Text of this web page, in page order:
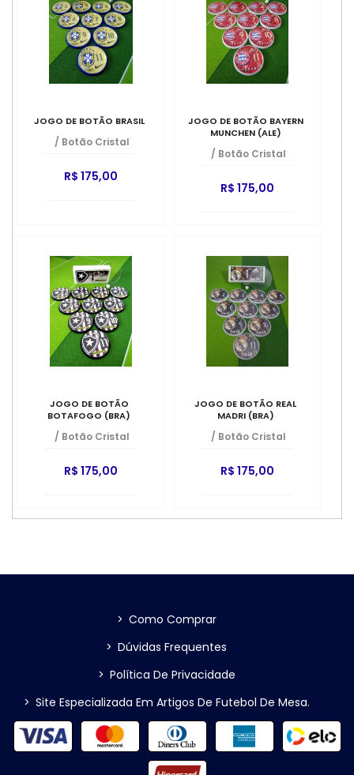
JOGO DE BOTÃO BRASIL
/ Botão Cristal
R$ 175,00
JOGO DE BOTÃO BAYERN
MUNCHEN (ALE)
/ Botão Cristal
R$ 175,00
JOGO DE BOTÃO
BOTAFOGO (BRA)
/ Botão Cristal
R$ 175,00
JOGO DE BOTÃO REAL
MADRI (BRA)
/ Botão Cristal
R$ 175,00
> Como Comprar
> Dúvidas Frequentes
> Política De Privacidade
> Site Especializada Em Artigos De Futebol De Mesa.